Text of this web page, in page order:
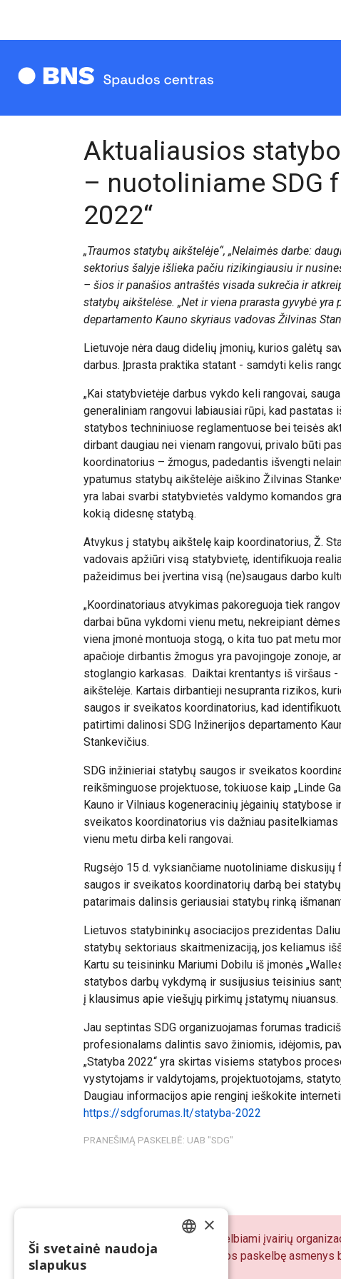
Aktualiausios
– nuotoliniame SDG
2022“
„Traumos statybų aikštelėje“, „Nelaimės darbe:
sektorius šalyje išlieka pačiu rizikingiausiu ir
– šios ir panašios antraštės visada sukrečia ir
statybų aikštelėse. „Net ir viena prarasta gyvybė yra
departamento Kauno skyriaus vadovas Žilvinas
Lietuvoje nėra daug didelių įmonių, kurios galėtų
darbus. Įprasta praktika statant - samdyti kelis
„Kai statybvietėje darbus vykdo keli rangovai,
generaliniam rangovui labiausiai rūpi, kad pastatas
statybos techniniuose reglamentuose bei teisės
dirbant daugiau nei vienam rangovui, privalo būti
koordinatorius – žmogus, padedantis išvengti
ypatumus statybų aikštelėje aiškino Žilvinas
yra labai svarbi statybvietės valdymo komandos
kokią didesnę statybą.
Atvykus į statybų aikštelę kaip koordinatorius, Ž.
vadovais apžiūri visą statybvietę, identifikuoja
pažeidimus bei įvertina visą (ne)saugaus darbo
„Koordinatoriaus atvykimas pakoreguoja tiek
darbai būna vykdomi vienu metu, nekreipiant
viena įmonė montuoja stogą, o kita tuo pat metu
apačioje dirbantis žmogus yra pavojingoje zonoje,
stoglangio karkasas. Daiktai krentantys iš viršaus
aikštelėje. Kartais dirbantieji nesupranta rizikos,
saugos ir sveikatos koordinatorius, kad
patirtimi dalinosi SDG Inžinerijos departamento
Stankevičius.
SDG inžinieriai statybų saugos ir sveikatos
reikšminguose projektuose, tokiuose kaip „Linde
Kauno ir Vilniaus kogeneracinių jėgainių statybose
sveikatos koordinatorius vis dažniau
vienu metu dirba keli rangovai.
Rugsėjo 15 d. vyksiančiame nuotoliniame diskusijų
saugos ir sveikatos koordinatorių darbą bei
patarimais dalinsis geriausiai statybų rinką
Lietuvos statybininkų asociacijos prezidentas
statybų sektoriaus skaitmenizaciją, jos keliamus
Kartu su teisininku Mariumi Dobilu iš įmonės
statybos darbų vykdymą ir susijusius teisinius
į klausimus apie viešųjų pirkimų įstatymų niuansus.
Jau septintas SDG organizuojamas forumas
profesionalams dalintis savo žiniomis, idėjomis,
„Statyba 2022“ yra skirtas visiems statybos
vystytojams ir valdytojams, projektuotojams,
Daugiau informacijos apie renginį ieškokite
https://sdgforumas.lt/statyba-2022
PRANEŠIMĄ PASKELBĖ: UAB "SDG"
„BNS Spaudos centre“ skelbiami įvairių
pranešimų turinį atsako juos paskelbę asmenys
×
Ši svetainė naudoja
slapukus